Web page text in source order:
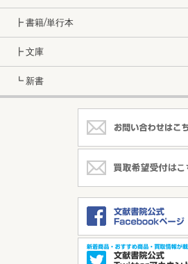
┣ 書籍/単行本
┣ 文庫
┗ 新書